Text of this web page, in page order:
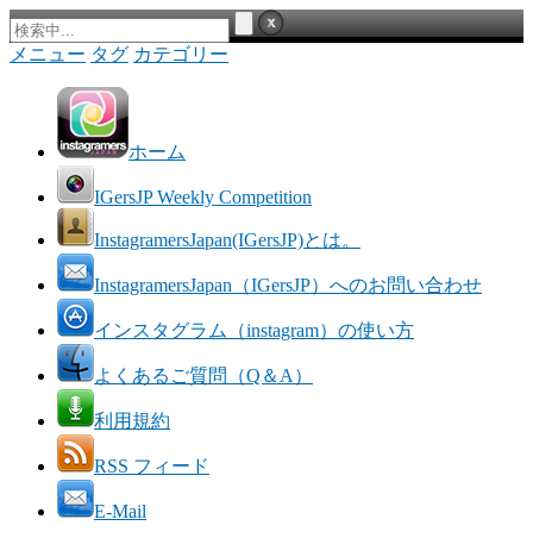
メニュー タグ カテゴリー
ホーム
IGersJP Weekly Competition
InstagramersJapan(IGersJP)とは。
InstagramersJapan（IGersJP）へのお問い合わせ
インスタグラム（instagram）の使い方
よくあるご質問（Q＆A）
利用規約
RSS フィード
E-Mail